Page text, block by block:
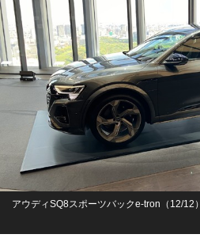
アウディSQ8スポーツバックe-tron（12/12）